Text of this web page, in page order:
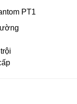
PT1